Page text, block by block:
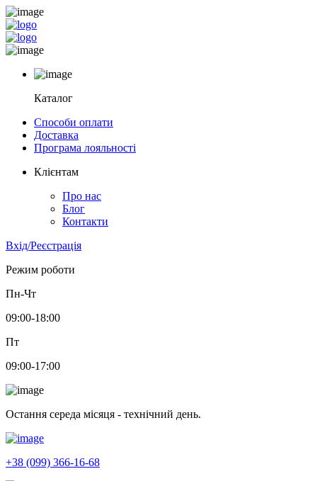
Каталог
Способи оплати
Доставка
Програма лояльності
Клієнтам
Про нас
Блог
Контакти
Вхід/Реєстрація
Режим роботи
Пн-Чт
09:00-18:00
Пт
09:00-17:00
Остання середа місяця - технічний день.
+38 (099) 366-16-68